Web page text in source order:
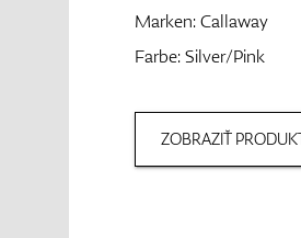
Marken:Callaway
Farbe: Silver/Pink
ZOBRAZIŤ